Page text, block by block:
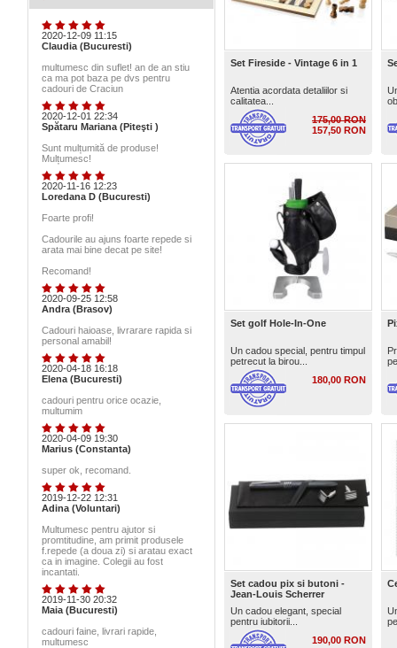
2020-12-09 11:15
Claudia (Bucuresti)
multumesc din suflet! an de an stiu
ca ma pot baza pe dvs pentru
cadouri de Craciun
2020-12-01 22:34
Spătaru Mariana (Piteşti )
Sunt mulțumită de produse!
Mulțumesc!
2020-11-16 12:23
Loredana D (Bucuresti)
Foarte profi!
Cadourile au ajuns foarte repede si
arata mai bine decat pe site!
Recomand!
2020-09-25 12:58
Andra (Brasov)
Cadouri haioase, livrarare rapida si
personal amabil!
2020-04-18 16:18
Elena (Bucuresti)
cadouri pentru orice ocazie,
multumim
2020-04-09 19:30
Marius (Constanta)
super ok, recomand.
2019-12-22 12:31
Adina (Voluntari)
Multumesc pentru ajutor si
promtitudine, am primit produsele
f.repede (a doua zi) si aratau exact
ca in imagine. Colegii au fost
incantati.
2019-11-30 20:32
Maia (Bucuresti)
cadouri faine, livrari rapide,
multumesc
Set Fireside - Vintage 6 in 1
Atentia acordata detaliilor si
calitatea...
175,00 RON
157,50 RON
Set golf Hole-In-One
Un cadou special, pentru timpul
petrecut la birou...
180,00 RON
Set cadou pix si butoni -
Jean-Louis Scherrer
Un cadou elegant, special
pentru iubitorii...
190,00 RON